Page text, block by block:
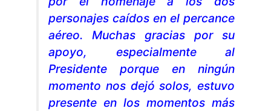
personajes caídos en el percance
aéreo. Muchas gracias por su
apoyo, especialmente al
Presidente porque en ningún
momento nos dejó solos, estuvo
presente en los momentos más